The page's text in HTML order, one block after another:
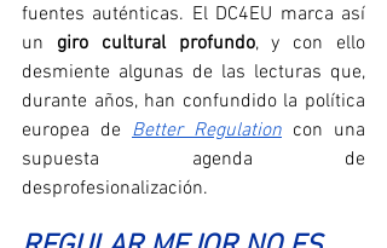
fuentes auténticas. El DC4EU marca así
un giro cultural profundo, y con ello
desmiente algunas de las lecturas que,
durante años, han confundido la política
europea de Better Regulation con una
supuesta agenda de
desprofesionalización.